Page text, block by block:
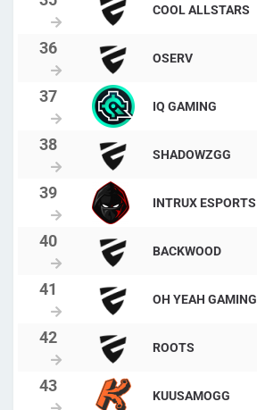
COOL ALLSTARS
OSERV
IQ GAMING
SHADOWZGG
INTRUX ESPORTS
BACKWOOD
OH YEAH GAMING
ROOTS
KUUSAMOGG